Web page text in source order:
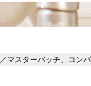
マスターバッチ、コン